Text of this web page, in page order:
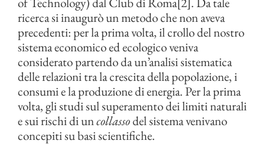
ricerca si inaugurò un metodo che non aveva
precedenti: per la prima volta, il crollo del nostro
sistema economico ed ecologico veniva
considerato partendo da un’analisi sistematica
delle relazioni tra la crescita della popolazione, i
consumi e la produzione di energia. Per la prima
volta, gli studi sul superamento dei limiti naturali
e sui rischi di uncollassodel sistema venivano
concepiti su basi scientifiche.